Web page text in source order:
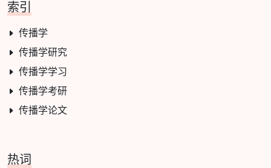
索引
传播学
传播学研究
传播学学习
传播学考研
传播学论文
热词